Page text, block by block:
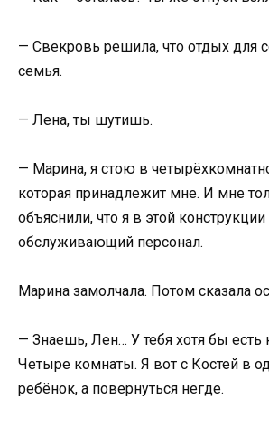
— Свекровь решила, что отдых для
семья.
— Лена, ты шутишь.
— Марина, я стою в
которая принадлежит мне. И мне
объяснили, что я в этой
обслуживающий персонал.
Марина замолчала. Потом сказала
— Знаешь, Лен… У тебя хотя бы есть
Четыре комнаты. Я вот с Костей в
ребёнок, а повернуться негде.